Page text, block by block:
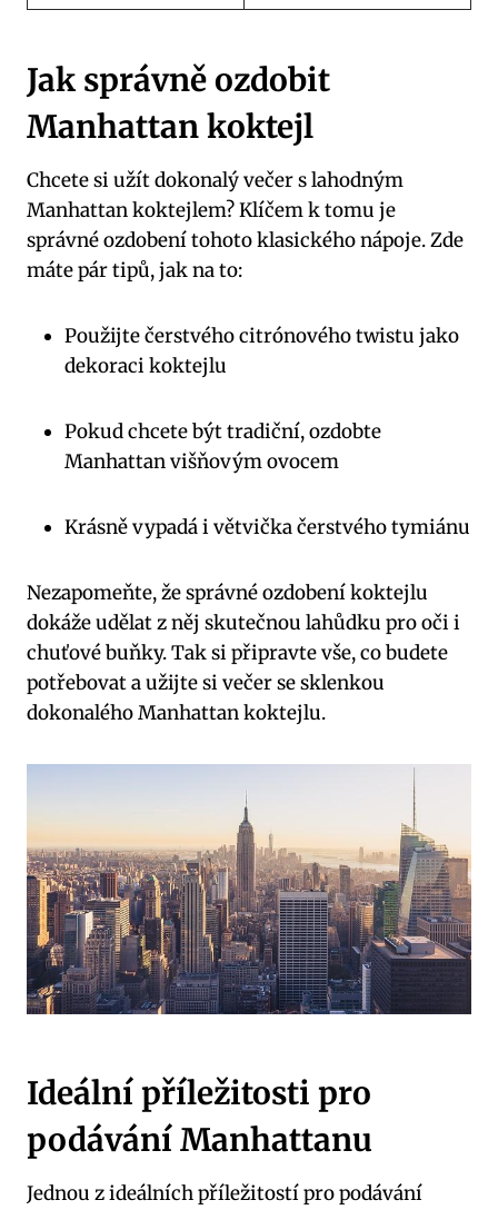
Jak správně ozdobit
Manhattan koktejl
Chcete si užít dokonalý večer s lahodným
Manhattan koktejlem? Klíčem k tomu je
správné ozdobení tohoto klasického nápoje. Zde
máte pár tipů, jak na to:
Použijte čerstvého citrónového twistu jako
dekoraci koktejlu
Pokud chcete být tradiční, ozdobte
Manhattan višňovým ovocem
Krásně vypadá i větvička čerstvého tymiánu
Nezapomeňte, že správné ozdobení koktejlu
dokáže udělat z něj skutečnou lahůdku pro oči i
chuťové buňky. Tak si připravte vše, co budete
potřebovat a užijte si večer se sklenkou
dokonalého Manhattan koktejlu.
Ideální příležitosti pro
podávání Manhattanu
Jednou z ideálních příležitostí pro podávání